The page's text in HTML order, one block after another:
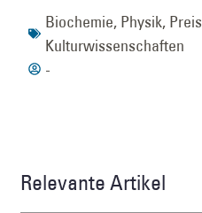
Biochemie, Physik, Preis
Kulturwissenschaften
-
Relevante Artikel